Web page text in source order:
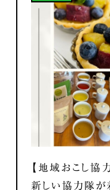
【地域おこし協
新しい協力隊が着